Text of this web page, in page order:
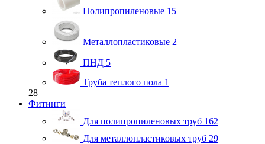
Полипропиленовые 15
Металлопластиковые 2
ПНД 5
Труба теплого пола 1
28
Фитинги
Для полипропиленовых труб 162
Для металлопластиковых труб 29